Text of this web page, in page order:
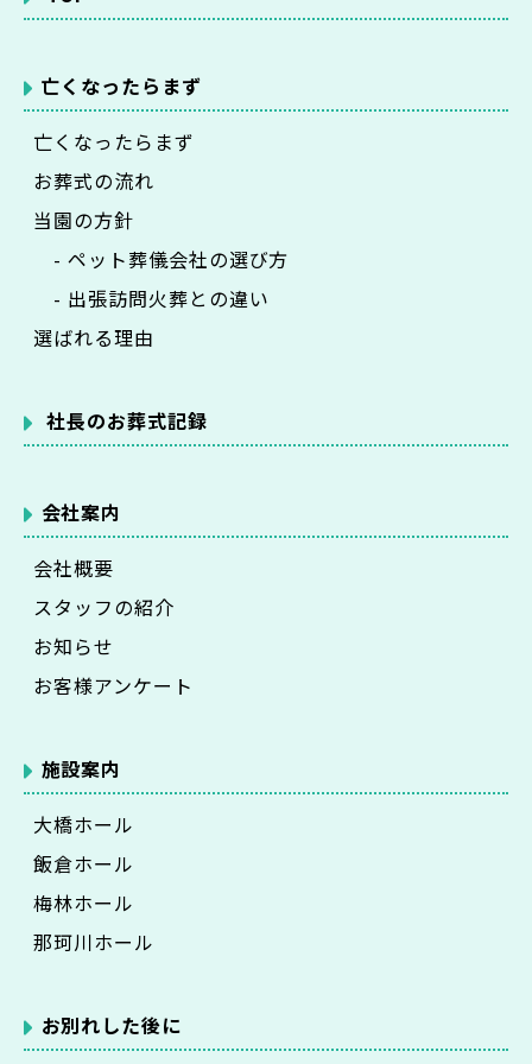
亡くなったらまず
亡くなったらまず
お葬式の流れ
当園の方針
- ペット葬儀会社の選び方
- 出張訪問火葬との違い
選ばれる理由
社長のお葬式記録
会社案内
会社概要
スタッフの紹介
お知らせ
お客様アンケート
施設案内
大橋ホール
飯倉ホール
梅林ホール
那珂川ホール
お別れした後に